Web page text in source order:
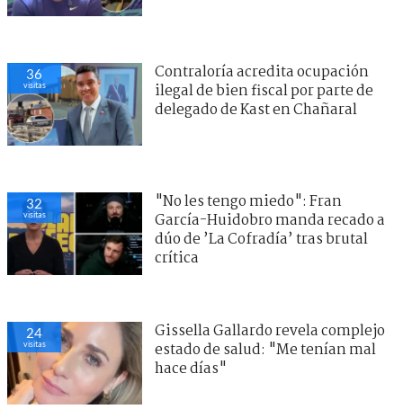
36
visitas
Contraloría acredita ocupación
ilegal de bien fiscal por parte de
delegado de Kast en Chañaral
32
visitas
"No les tengo miedo": Fran
García-Huidobro manda recado a
dúo de ’La Cofradía’ tras brutal
crítica
24
visitas
Gissella Gallardo revela complejo
estado de salud: "Me tenían mal
hace días"